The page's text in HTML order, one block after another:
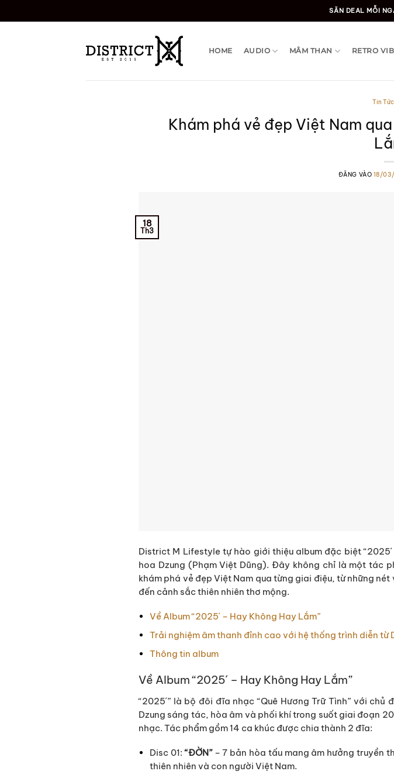
qua
SĂN DEAL MỖI
HOME AUDIO MÂM THAN RETRO
Tin Tức
Khám phá vẻ đẹp Việt Nam
ĐĂNG VÀO 18/
18
Th3
District M Lifestyle tự hào giới thiệu album đặc biệt
hoa Dzung (Phạm Việt Dũng). Đây không chỉ là một tác
khám phá vẻ đẹp Việt Nam qua từng giai điệu, từ những
đến cảnh sắc thiên nhiên thơ mộng.
Về Album “2025´ – Hay Không Hay Lắm”
Trải nghiệm âm thanh đỉnh cao với hệ thống trình diễn từ
Thông tin album
Về Album “2025´ – Hay Không Hay Lắm”
“2025´” là bộ đôi đĩa nhạc “Quê Hương Trữ Tình” với
Dzung sáng tác, hòa âm và phối khí trong suốt giai đoạn
nhạc. Tác phẩm gồm 14 ca khúc được chia thành 2 đĩa:
Disc 01:“ĐỜN”– 7 bản hòa tấu mang âm hưởng truyền
thiên nhiên và con người Việt Nam.